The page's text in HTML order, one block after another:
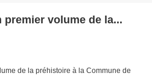
premier volume de la...
de la préhistoire à la Commune de